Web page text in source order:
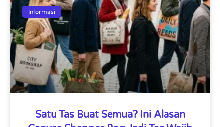
Informasi
Satu Tas Buat Semua? Ini Alasan